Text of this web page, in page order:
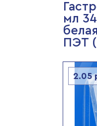
мл
ПЭТ
2.05